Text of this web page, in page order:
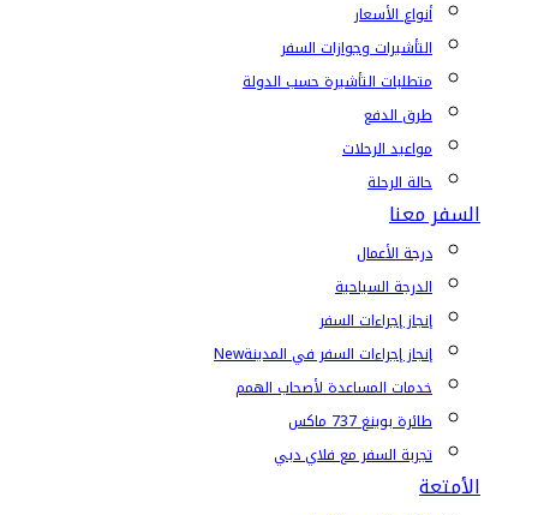
أنواع الأسعار
التأشيرات وجوازات السفر
متطلبات التأشيرة حسب الدولة
طرق الدفع
مواعيد الرحلات
حالة الرحلة
السفر معنا
درجة الأعمال
الدرجة السياحية
إنجاز إجراءات السفر
إنجاز إجراءات السفر في المدينةNew
خدمات المساعدة لأصحاب الهمم
طائرة بوينغ 737 ماكس
تجربة السفر مع فلاي دبي
الأمتعة